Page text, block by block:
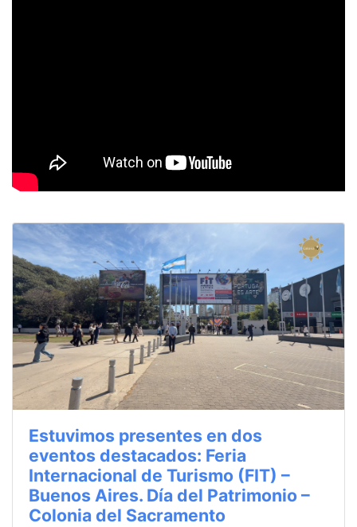
Estuvimos presentes en dos
eventos destacados: Feria
Internacional de Turismo (FIT) –
Buenos Aires. Día del Patrimonio –
Colonia del Sacramento